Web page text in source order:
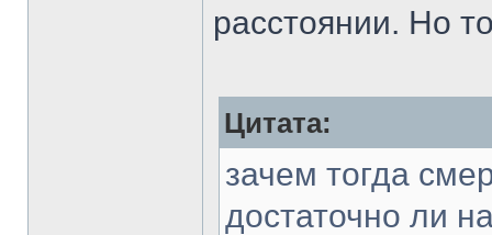
расстоянии. Но
Цитата:
зачем тогда
достаточно ли